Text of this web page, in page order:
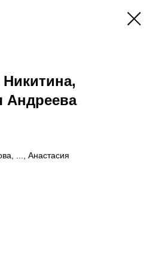
Андреева
..., Анастасия